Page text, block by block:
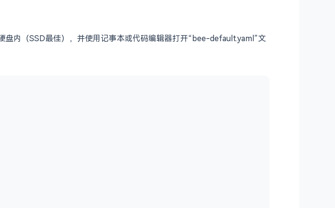
内（SSD最佳），并使用记事本或代码编辑器打开“bee-default.yaml”文